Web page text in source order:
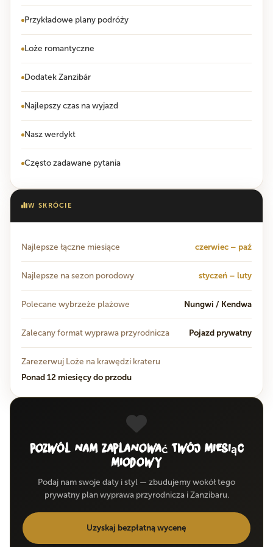
Przykładowe plany podróży
Loże romantyczne
Dodatek Zanzibár
Najlepszy czas na wyjazd
Nasz werdykt
Często zadawane pytania
W SKRÓCIE
Najlepsze łączne miesiące czerwiec – paź
Najlepsze na sezon porodowy styczeń – luty
Polecane wybrzeże plażowe Nungwi / Kendwa
Zalecany format wyprawa przyrodnicza Pojazd prywatny
Zarezerwuj Loże na krawędzi krateru
Ponad 12 miesięcy do przodu
Pozwól nam zaplanować Twój miesiąc
miodowy
Podaj nam swoje daty i styl — zbudujemy wokół tego
prywatny plan wyprawa przyrodnicza i Zanzibaru.
Uzyskaj bezpłatną wycenę